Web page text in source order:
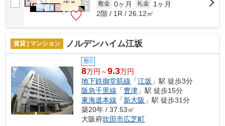
敷金 0ヶ月 礼金
1ヶ月
2階 / 1R / 26.12㎡
賃貸 | マンション ノルデンハイム江坂
敷0
8万円～9.3万円
地下鉄御堂筋線 「江坂 」駅 徒歩3分
阪急千里線 「豊津 」駅 徒歩15分
東海道本線 「新大阪 」駅 徒歩31分
築20年 / 37.53㎡
大阪府吹田市広芝町